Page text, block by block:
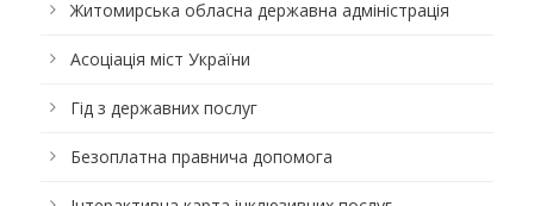
Житомирська обласна державна адміністрація
Асоціація міст України
Гід з державних послуг
Безоплатна правнича допомога